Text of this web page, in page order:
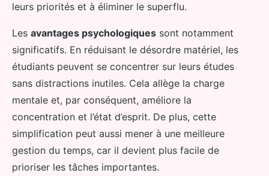
leurs priorités et à éliminer le superflu.
Les avantages psychologiques sont notamment
significatifs. En réduisant le désordre matériel, les
étudiants peuvent se concentrer sur leurs études
sans distractions inutiles. Cela allège la charge
mentale et, par conséquent, améliore la
concentration et l’état d’esprit. De plus, cette
simplification peut aussi mener à une meilleure
gestion du temps, car il devient plus facile de
prioriser les tâches importantes.